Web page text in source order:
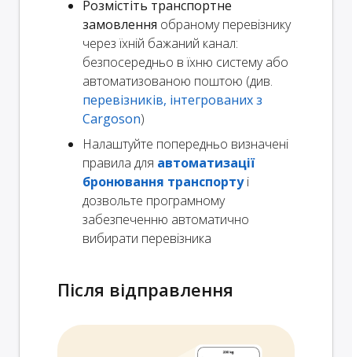
Розмістіть транспортне
замовлення обраному перевізнику
через їхній бажаний канал:
безпосередньо в їхню систему або
автоматизованою поштою (див.
перевізників, інтегрованих з
Cargoson)
Налаштуйте попередньо визначені
правила для автоматизації
бронювання транспортуі
дозвольте програмному
забезпеченню автоматично
вибирати перевізника
Після відправлення